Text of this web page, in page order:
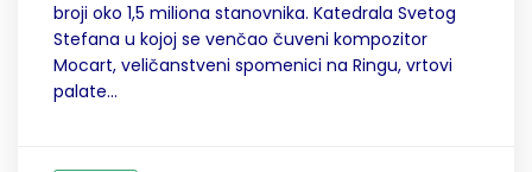
broji oko 1,5 miliona stanovnika. Katedrala Svetog
Stefana u kojoj se venčao čuveni kompozitor
Mocart, veličanstveni spomenici na Ringu, vrtovi
palate...